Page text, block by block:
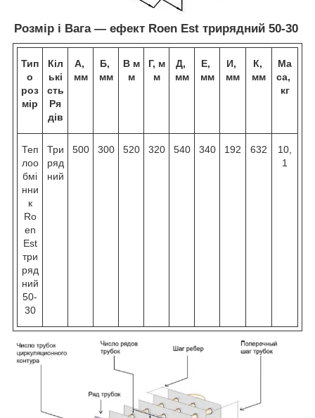
Розмір і Вага — ефект Roen Est трирядний 50-30
Тип
о
роз
мір
Кіл
ькі
сть
Ря
дів
А,
мм
Б,
мм
В м
м
Г, м
м
Д,
мм
Е,
мм
И,
мм
К,
мм
Ма
са,
кг
Теп
лоо
бмі
нни
к
Ro
en
Est
три
ряд
ний
50-
30
Три
ряд
ний
500 300 520 320 540 340 192 632
10,
1